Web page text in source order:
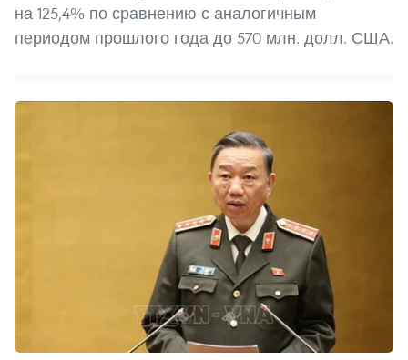
на 125,4% по сравнению с аналогичным
периодом прошлого года до 570 млн. долл. США.